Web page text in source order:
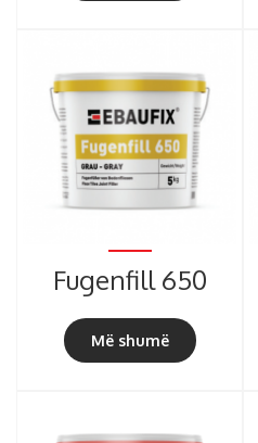
Fugenfill 650
Më shumë